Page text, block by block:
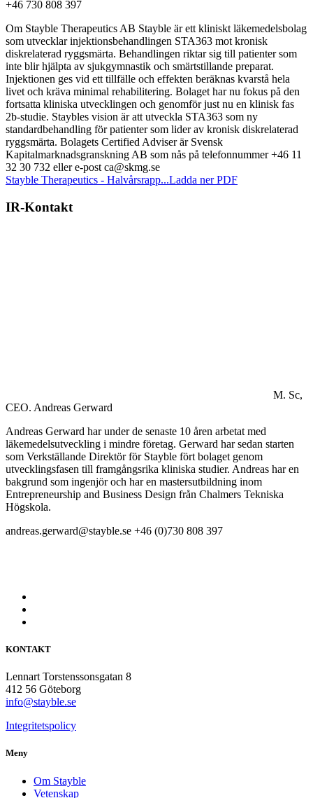
+46 730 808 397
Om Stayble Therapeutics AB Stayble är ett kliniskt läkemedelsbolag
som utvecklar injektionsbehandlingen STA363 mot kronisk
diskrelaterad ryggsmärta. Behandlingen riktar sig till patienter som
inte blir hjälpta av sjukgymnastik och smärtstillande preparat.
Injektionen ges vid ett tillfälle och effekten beräknas kvarstå hela
livet och kräva minimal rehabilitering. Bolaget har nu fokus på den
fortsatta kliniska utvecklingen och genomför just nu en klinisk fas
2b-studie. Staybles vision är att utveckla STA363 som ny
standardbehandling för patienter som lider av kronisk diskrelaterad
ryggsmärta. Bolagets Certified Adviser är Svensk
Kapitalmarknadsgranskning AB som nås på telefonnummer +46 11
32 30 732 eller e-post ca@skmg.se
Stayble Therapeutics - Halvårsrapp...Ladda ner PDF
IR-Kontakt
M. Sc,
CEO. Andreas Gerward
Andreas Gerward har under de senaste 10 åren arbetat med
läkemedelsutveckling i mindre företag. Gerward har sedan starten
som Verkställande Direktör för Stayble fört bolaget genom
utvecklingsfasen till framgångsrika kliniska studier. Andreas har en
bakgrund som ingenjör och har en mastersutbildning inom
Entrepreneurship and Business Design från Chalmers Tekniska
Högskola.
andreas.gerward@stayble.se +46 (0)730 808 397
KONTAKT
Lennart Torstenssonsgatan 8
412 56 Göteborg
info@stayble.se
Integritetspolicy
Meny
Om Stayble
Vetenskap